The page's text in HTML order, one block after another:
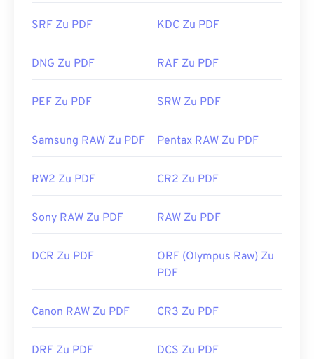
automatisch ein PDF öffnet. Wenn Sie etwas mehr
Beide sind kostenlos.
Nützliche Links:
https://acrobat.adobe.com/us/en/why-
SRF Zu PDF KDC Zu PDF
DNG Zu PDF RAF Zu PDF
PEF Zu PDF SRW Zu PDF
Samsung RAW Zu PDF Pentax RAW Zu PDF
RW2 Zu PDF CR2 Zu PDF
Sony RAW Zu PDF RAW Zu PDF
DCR Zu PDF
ORF (Olympus Raw) Zu
PDF
Canon RAW Zu PDF CR3 Zu PDF
DRF Zu PDF DCS Zu PDF